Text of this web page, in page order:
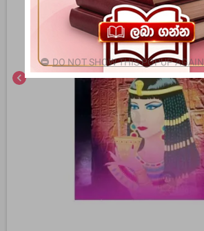
chevron_left
DO NOT SHOW THIS POPUP AGAIN.